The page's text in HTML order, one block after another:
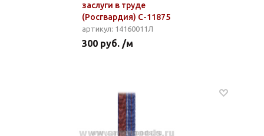
заслуги в труде
(Росгвардия) С-11875
артикул: 14160011Л
300 руб. /м